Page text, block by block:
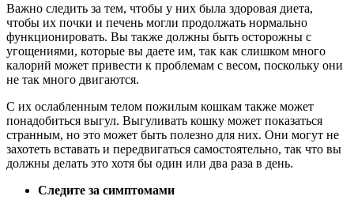
Важно следить за тем, чтобы у них была здоровая диета,
чтобы их почки и печень могли продолжать нормально
функционировать. Вы также должны быть осторожны с
угощениями, которые вы даете им, так как слишком много
калорий может привести к проблемам с весом, поскольку они
не так много двигаются.
С их ослабленным телом пожилым кошкам также может
понадобиться выгул. Выгуливать кошку может показаться
странным, но это может быть полезно для них. Они могут не
захотеть вставать и передвигаться самостоятельно, так что вы
должны делать это хотя бы один или два раза в день.
Следите за симптомами